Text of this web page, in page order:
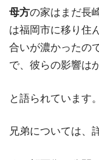
母方の家はまだ長
は福岡市に移り住
合いが濃かったの
で、彼らの影響は
と語られています。
兄弟については、